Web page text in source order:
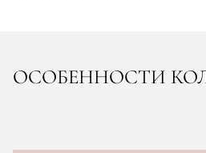
ОСОБЕННОСТИ